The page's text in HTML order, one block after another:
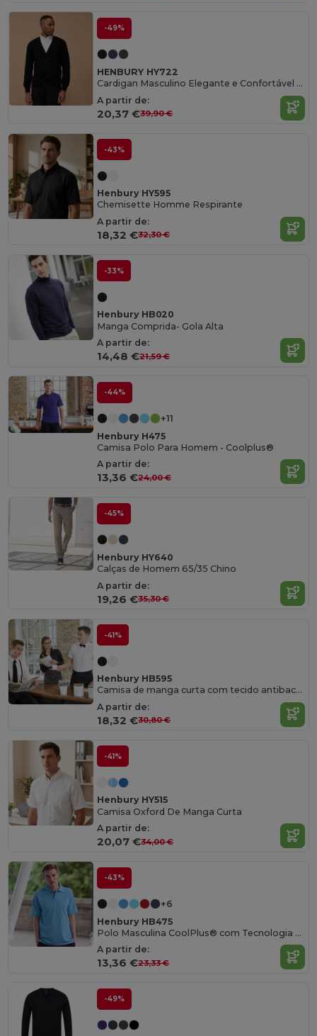
-49%
HENBURY HY722
Cardigan Masculino Elegante e Confortável Henbury
A partir de:
20,37 €39,90 €
-43%
Henbury HY595
Chemisette Homme Respirante
A partir de:
18,32 €32,30 €
-33%
Henbury HB020
Manga Comprida- Gola Alta
A partir de:
14,48 €21,59 €
-44%
+11
Henbury H475
Camisa Polo Para Homem - Coolplus®
A partir de:
13,36 €24,00 €
-45%
Henbury HY640
Calças de Homem 65/35 Chino
A partir de:
19,26 €35,30 €
-41%
Henbury HB595
Camisa de manga curta com tecido antibacteriano
A partir de:
18,32 €30,80 €
-41%
Henbury HY515
Camisa Oxford De Manga Curta
A partir de:
20,07 €34,00 €
-43%
+6
Henbury HB475
Polo Masculina CoolPlus® com Tecnologia de Absorção
A partir de:
13,36 €23,33 €
-49%